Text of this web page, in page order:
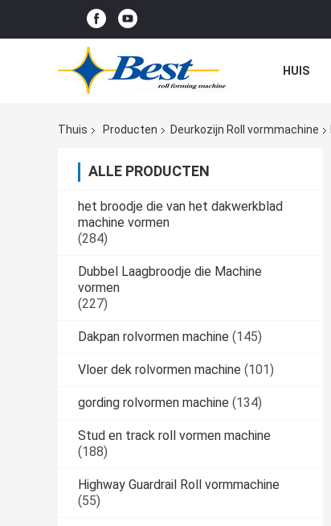
HUIS
Thuis Producten Deurkozijn Roll vormmachine
ALLE PRODUCTEN
het broodje die van het dakwerkblad
machine vormen
(284)
Dubbel Laagbroodje die Machine
vormen
(227)
Dakpan rolvormen machine (145)
Vloer dek rolvormen machine (101)
gording rolvormen machine (134)
Stud en track roll vormen machine
(188)
Highway Guardrail Roll vormmachine
(55)